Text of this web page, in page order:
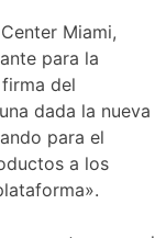
Miami,
para la
del
dada la nueva
para el
a los